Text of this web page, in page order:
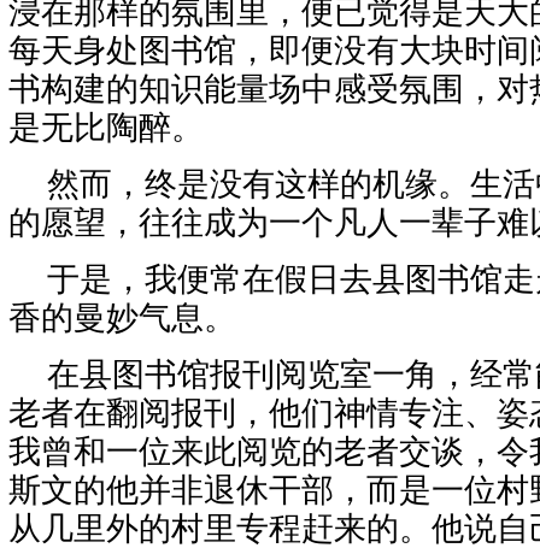
浸在那样的氛围里，便已觉得是天
每天身处图书馆，即便没有大块时
书构建的知识能量场中感受氛围，
是无比陶醉。
然而，终是没有这样的机缘。生
的愿望，往往成为一个凡人一辈子
于是，我便常在假日去县图书馆
香的曼妙气息。
在县图书馆报刊阅览室一角，经
老者在翻阅报刊，他们神情专注、
我曾和一位来此阅览的老者交谈，
斯文的他并非退休干部，而是一位
从几里外的村里专程赶来的。他说